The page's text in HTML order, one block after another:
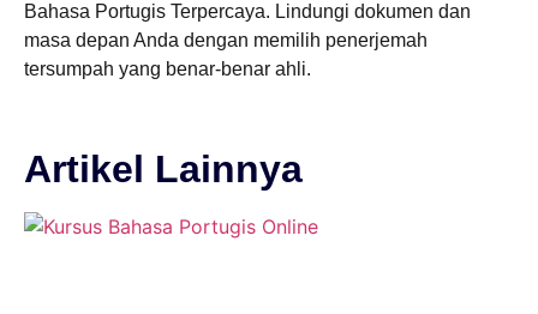
Bahasa Portugis Terpercaya. Lindungi dokumen dan
masa depan Anda dengan memilih penerjemah
tersumpah yang benar-benar ahli.
Artikel Lainnya